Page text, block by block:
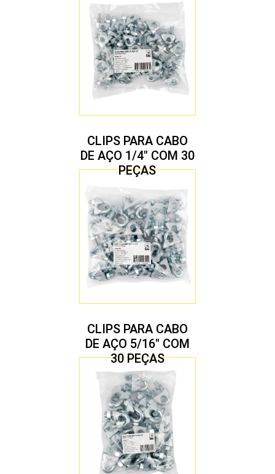
CLIPS PARA CABO
DE AÇO 1/4″ COM 30
PEÇAS
CLIPS PARA CABO
DE AÇO 5/16″ COM
30 PEÇAS